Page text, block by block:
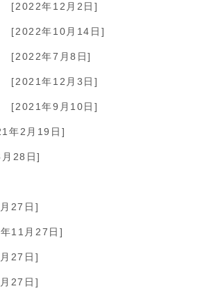
[2022年12月2日]
[2022年10月14日]
[2022年7月8日]
[2021年12月3日]
[2021年9月10日]
年2月19日]
28日]
27日]
11月27日]
27日]
27日]